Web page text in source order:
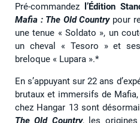
Pré-commandez l’Édition
Mafia : The Old Country pour
une tenue « Soldato », un
un cheval « Tesoro » et
breloque « Lupara ».*
En s’appuyant sur 22 ans
brutaux et immersifs de
chez Hangar 13 sont
The Old Country, les